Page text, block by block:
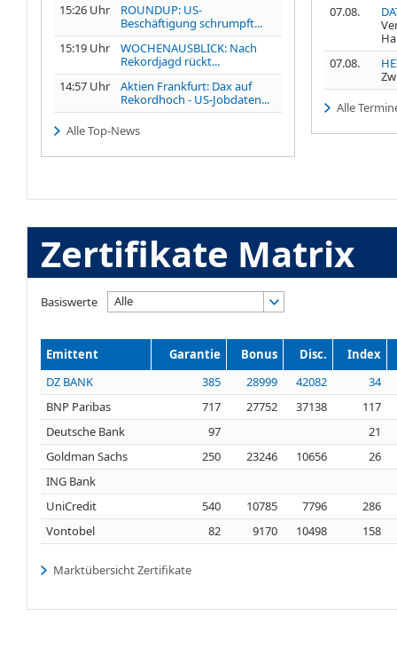
15:26 Uhr
ROUNDUP: US-
Beschäftigung schrumpft...
15:19 Uhr
WOCHENAUSBLICK: Nach
Rekordjagd rückt...
14:57 Uhr
Aktien Frankfurt: Dax auf
Rekordhoch - US-Jobdaten...
Alle Top-News
07.08.
07.08.
Alle
Zertifikate Matrix
Basiswerte Alle
Emittent Garantie Bonus Disc.
Index
DZ BANK
385 28999 42082
34
BNP Paribas
717 27752 37138
117
Deutsche Bank
97
21
Goldman Sachs
250 23246 10656
26
ING Bank
UniCredit
540 10785 7796
286
Vontobel
82 9170 10498 158
Marktübersicht Zertifikate